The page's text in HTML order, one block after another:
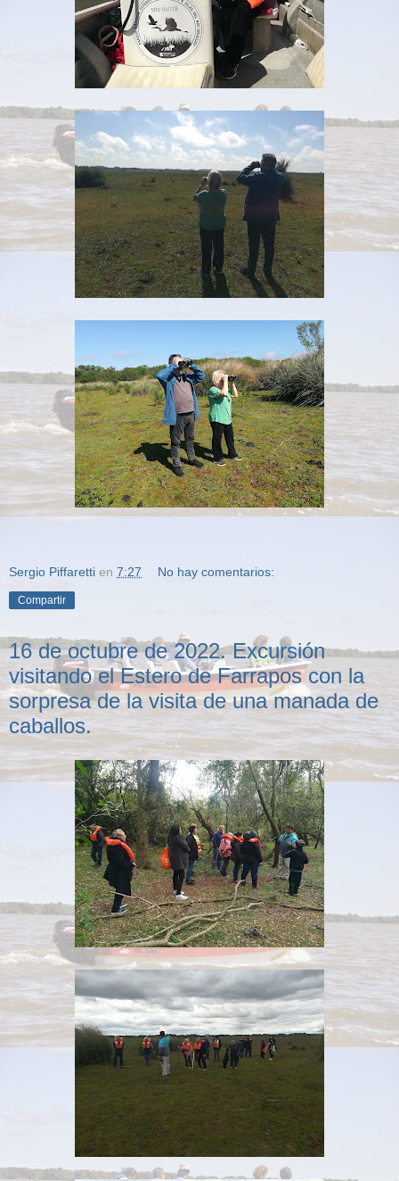
Sergio Piffaretti en 7:27 No hay comentarios:
Compartir
16 de octubre de 2022. Excursión
visitando el Estero de Farrapos con la
sorpresa de la visita de una manada de
caballos.